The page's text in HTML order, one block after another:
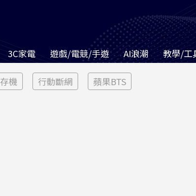
3C家電 遊戲/電競/手遊 AI浪潮 教學/工
機 行動斷網 蘋果BTS